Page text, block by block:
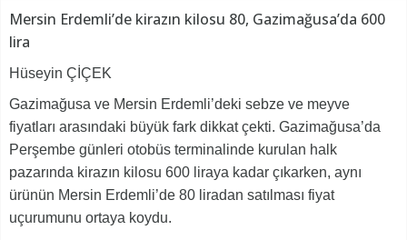
Mersin Erdemli’de kirazın kilosu 80, Gazimağusa’da 600
lira
Hüseyin ÇİÇEK
Gazimağusa ve Mersin Erdemli’deki sebze ve meyve
fiyatları arasındaki büyük fark dikkat çekti. Gazimağusa’da
Perşembe günleri otobüs terminalinde kurulan halk
pazarında kirazın kilosu 600 liraya kadar çıkarken, aynı
ürünün Mersin Erdemli’de 80 liradan satılması fiyat
uçurumunu ortaya koydu.